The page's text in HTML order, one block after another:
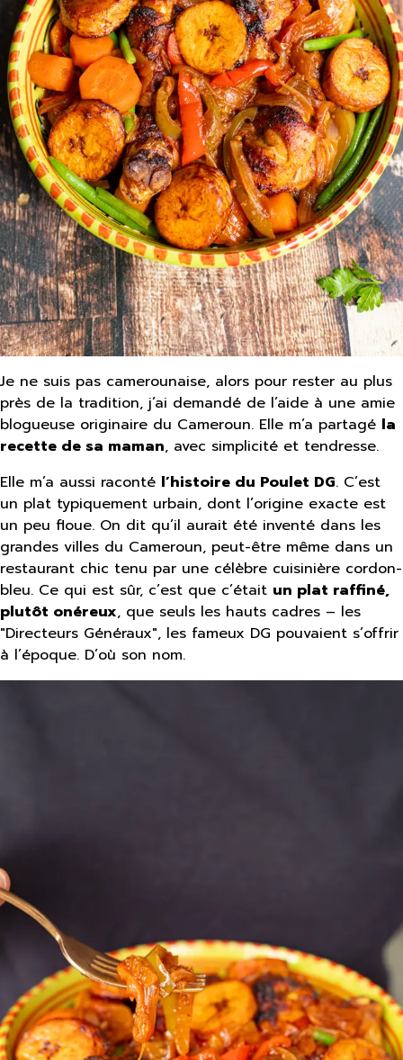
Je ne suis pas camerounaise, alors pour rester au plus
près de la tradition, j’ai demandé de l’aide à une amie
blogueuse originaire du Cameroun. Elle m’a partagé la
recette de sa maman, avec simplicité et tendresse.
Elle m’a aussi raconté l’histoire du Poulet DG. C’est
un plat typiquement urbain, dont l’origine exacte est
un peu floue. On dit qu’il aurait été inventé dans les
grandes villes du Cameroun, peut-être même dans un
restaurant chic tenu par une célèbre cuisinière cordon-
bleu. Ce qui est sûr, c’est que c’était un plat raffiné,
plutôt onéreux, que seuls les hauts cadres – les
"Directeurs Généraux", les fameux DG pouvaient s’offrir
à l’époque. D’où son nom.